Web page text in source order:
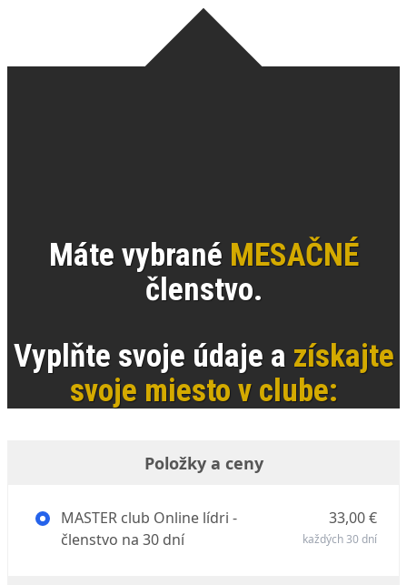
Máte vybrané MESAČNÉ
členstvo.
Vyplňte svoje údaje a získajte
svoje miesto v clube:
Položky a ceny
MASTER club Online lídri -
členstvo na 30 dní
33,00 €
každých 30 dní